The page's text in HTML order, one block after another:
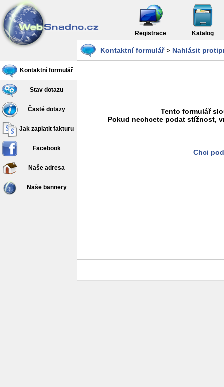
Registrace Katalog
Kontaktní formulář
Stav dotazu
Časté dotazy
Jak zaplatit fakturu
Facebook
Naše adresa
Naše bannery
Kontaktní formulář> Nahlásit
Tento formulář
Pokud nechcete podat stížnost,
Chci